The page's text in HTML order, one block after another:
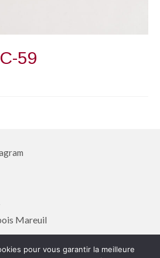
59
Mareuil
pour vous garantir la meilleure